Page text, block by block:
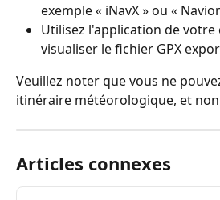
exemple « iNavX » ou «
Utilisez l'application de
visualiser le fichier GPX
Veuillez noter que vous ne
itinéraire météorologique, et
Articles connexes